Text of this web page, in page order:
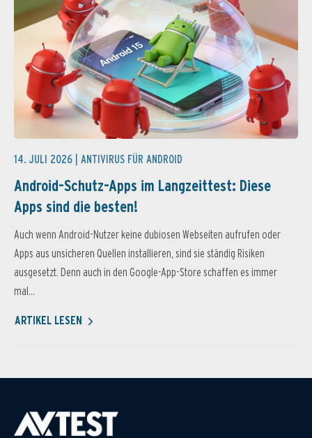
14. JULI 2026 | ANTIVIRUS FÜR ANDROID
Android-Schutz-Apps im Langzeittest: Diese
Apps sind die besten!
Auch wenn Android-Nutzer keine dubiosen Webseiten aufrufen oder
Apps aus unsicheren Quellen installieren, sind sie ständig Risiken
ausgesetzt. Denn auch in den Google-App-Store schaffen es immer
mal...
ARTIKEL LESEN